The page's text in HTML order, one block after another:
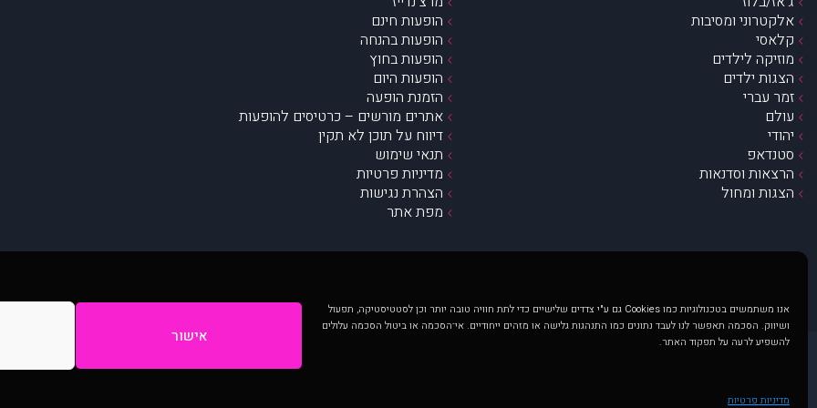
אנו משתמשים בטכנולוגיות כמו Cookies גם ע"י צדדים שלישיים כדי לתת חוויה טובה יותר וכן לסטטיסטיקה, תפעול
ושיווק. הסכמה תאפשר לנו לעבד נתונים כמו התנהגות גלישה או מזהים ייחודיים. אי־הסכמה או ביטול הסכמה עלולים
להשפיע לרעה על תפקוד האתר.
אישור
מדיניות פרטיות
אלקטרוני ומסיבות
קלאסי
מוזיקה לילדים
הצגות ילדים
זמר עברי
עולם
יהודי
סטנדאפ
הרצאות וסדנאות
הצגות ומחול
הופעות חינם
הופעות בהנחה
הופעות בחוץ
הופעות היום
הזמנת הופעה
אתרים מורשים – כרטיסים להופעות
דיווח על תוכן לא תקין
תנאי שימוש
מדיניות פרטיות
הצהרת נגישות
מפת אתר